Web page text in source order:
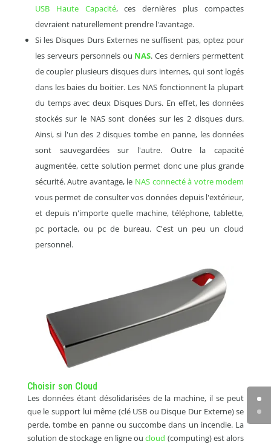
USB Haute Capacité, ces dernières plus compactes
devraient naturellement prendre l'avantage.
Si les Disques Durs Externes ne suffisent pas, optez pour
les serveurs personnels ou NAS. Ces derniers permettent
de coupler plusieurs disques durs internes, qui sont logés
dans les baies du boitier. Les NAS fonctionnent la plupart
du temps avec deux Disques Durs. En effet, les données
stockés sur le NAS sont clonées sur les 2 disques durs.
Ainsi, si l'un des 2 disques tombe en panne, les données
sont sauvegardées sur l'autre. Outre la capacité
augmentée, cette solution permet donc une plus grande
sécurité. Autre avantage, le NAS connecté à votre modem
vous permet de consulter vos données depuis l'extérieur,
et depuis n'importe quelle machine, téléphone, tablette,
pc portacle, ou pc de bureau. C'est un peu un cloud
personnel.
Choisir son Cloud
Les données étant désolidarisées de la machine, il se peut
que le support lui même (clé USB ou Disque Dur Externe) se
perde, tombe en panne ou succombe dans un incendie. La
solution de stockage en ligne oucloud (computing) est alors